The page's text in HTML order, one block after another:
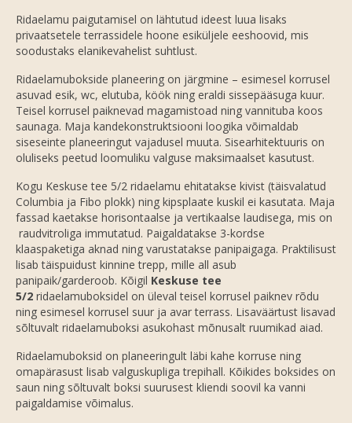
Ridaelamu paigutamisel on lähtutud ideest luua lisaks
privaatsetele terrassidele hoone esiküljele eeshoovid, mis
soodustaks elanikevahelist suhtlust.
Ridaelamubokside planeering on järgmine – esimesel korrusel
asuvad esik, wc, elutuba, köök ning eraldi sissepääsuga kuur.
Teisel korrusel paiknevad magamistoad ning vannituba koos
saunaga. Maja kandekonstruktsiooni loogika võimaldab
siseseinte planeeringut vajadusel muuta. Sisearhitektuuris on
oluliseks peetud loomuliku valguse maksimaalset kasutust.
Kogu Keskuse tee 5/2 ridaelamu ehitatakse kivist (täisvalatud
Columbia ja Fibo plokk) ning kipsplaate kuskil ei kasutata. Maja
fassad kaetakse horisontaalse ja vertikaalse laudisega, mis on
raudvitroliga immutatud. Paigaldatakse 3-kordse
klaaspaketiga aknad ning varustatakse panipaigaga. Praktilisust
lisab täispuidust kinnine trepp, mille all asub
panipaik/garderoob. Kõigil Keskuse tee
5/2 ridaelamuboksidel on üleval teisel korrusel paiknev rõdu
ning esimesel korrusel suur ja avar terrass. Lisaväärtust lisavad
sõltuvalt ridaelamuboksi asukohast mõnusalt ruumikad aiad.
Ridaelamuboksid on planeeringult läbi kahe korruse ning
omapärasust lisab valguskupliga trepihall. Kõikides boksides on
saun ning sõltuvalt boksi suurusest kliendi soovil ka vanni
paigaldamise võimalus.